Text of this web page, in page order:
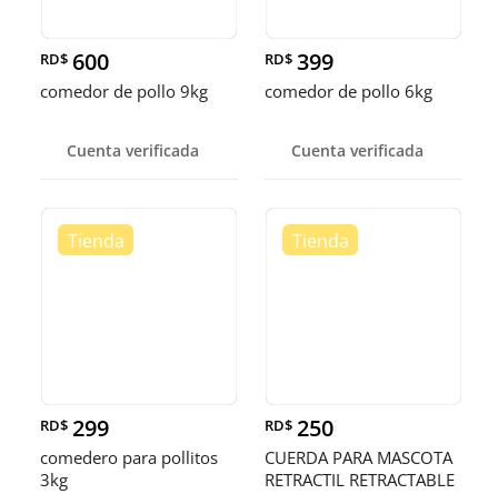
RD$ 600
comedor de pollo 9kg
Cuenta verificada
RD$ 399
comedor de pollo 6kg
Cuenta verificada
RD$ 299
comedero para pollitos
3kg
RD$ 250
CUERDA PARA MASCOTA
RETRACTIL RETRACTABLE